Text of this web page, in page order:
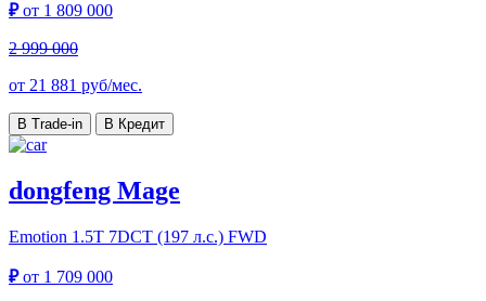
₽от 1 809 000
2 999 000
от 21 881 руб/мес.
В Trade-in В Кредит
dongfeng Mage
Emotion 1.5T 7DCT (197 л.с.) FWD
₽от 1 709 000